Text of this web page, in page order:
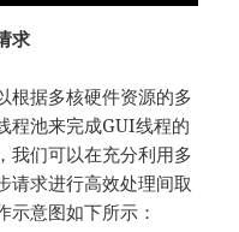
求
根据多核硬件资源的多
程池来完成GUI线程的
我们可以在充分利用多
请求进行高效处理间取
示意图如下所示：